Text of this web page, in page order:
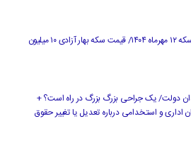
قیمت جدید طلا و سکه ۱۲ مهرماه ۱۴۰۴/ قیمت سکه بهار آزادی ۱۰ میلیون
دولت/ یک جراحی بزرگ بزرگ در راه است؟ +
و استخدامی درباره تعدیل یا تغییر حقوق